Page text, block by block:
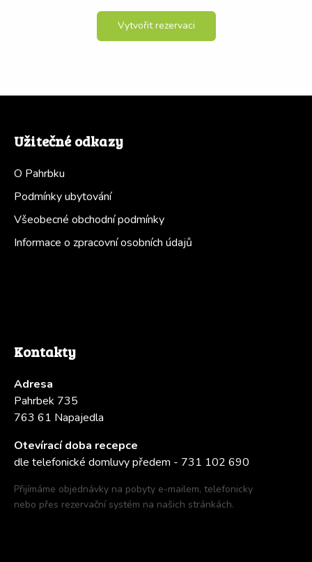
Vytvořit rezervaci
Užitečné odkazy
O Pahrbku
Podmínky ubytování
Všeobecné obchodní podmínky
Informace o zpracovní osobních údajů
Kontakty
Adresa
Pahrbek 735
763 61 Napajedla
Otevírací doba recepce
dle telefonické domluvy předem - 731 102 690
Přijímáme objednávky na pobyty e-mailem, telefonicky
nebo přes rezervační systém na našich stránkách.